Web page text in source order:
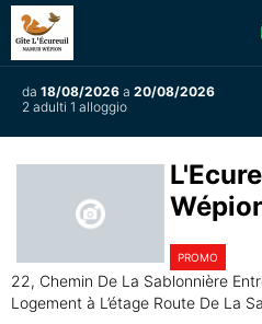
da 18/08/2026 a 20/08/2026
2 adulti 1 alloggio
PROMO
22, Chemin De La Sablonnière
Logement à L’étage Route De La